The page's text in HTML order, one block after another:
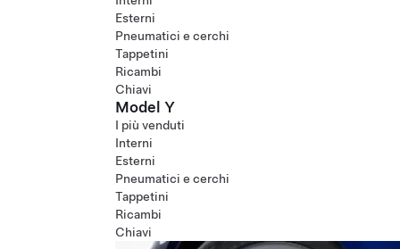
Esterni
Pneumatici e cerchi
Tappetini
Ricambi
Chiavi
Model Y
I più venduti
Interni
Esterni
Pneumatici e cerchi
Tappetini
Ricambi
Chiavi